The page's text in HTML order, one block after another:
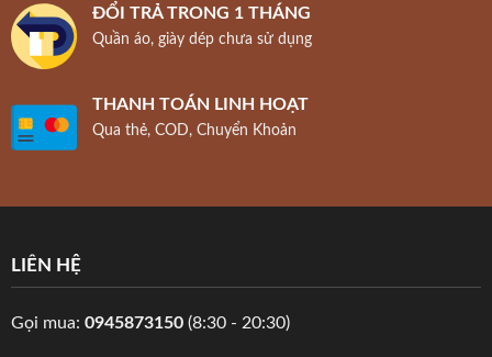
ĐỔI TRẢ TRONG 1 THÁNG
Quần áo, giày dép chưa sử dụng
THANH TOÁN LINH HOẠT
Qua thẻ, COD, Chuyển Khoản
LIÊN HỆ
Gọi mua: 0945873150(8:30 - 20:30)